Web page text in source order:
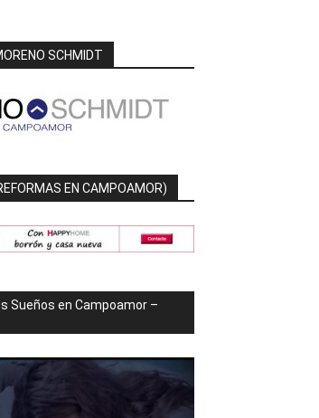
SCHMIDT
EN CAMPOAMOR)
Sueños en Campoamor –